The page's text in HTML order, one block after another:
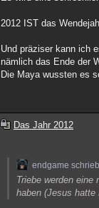
2012 IST das
Und präziser kann ich
nämlich das Ende der
Die Maya wussten es
Das Jahr 2012
endgame
Triebe werden
haben (Jesus